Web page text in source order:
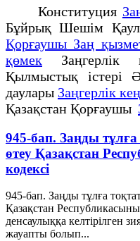
Конституция
Бұйрық Шешім
Қорғаушы Заң
қөмек Заңгерлік
Қылмыстық істері
даулары Заңгерлік
Қазақстан Қорғаушы
945-бап. Заңды
өтеу Қазақстан
кодексi
945-бап. Заңды тұлға
Қазақстан
денсаулыққа келтiрiлген
жауапты болып...